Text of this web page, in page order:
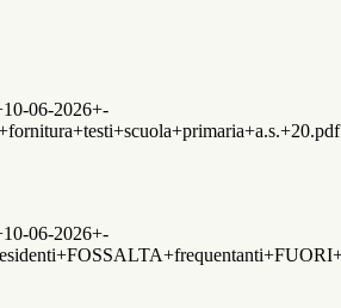
06-2026+-
06-2026+-